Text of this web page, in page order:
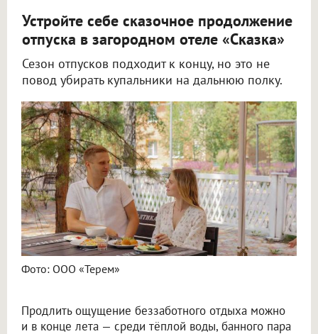
Устройте себе сказочное продолжение
отпуска в загородном отеле «Сказка»
Сезон отпусков подходит к концу, но это не
повод убирать купальники на дальнюю полку.
Фото: ООО «Терем»
Продлить ощущение беззаботного отдыха можно
и в конце лета — среди тёплой воды, банного пара